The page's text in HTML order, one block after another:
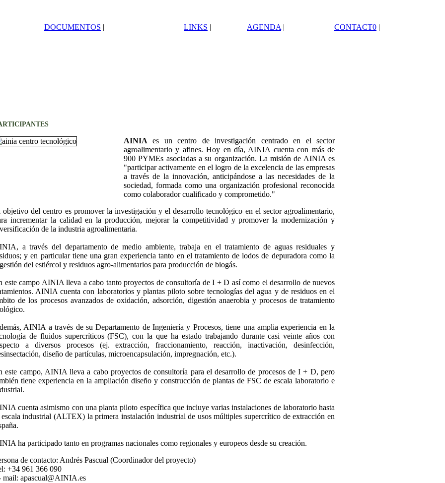
DOCUMENTOS | LINKS | AGENDA | CONTACT0 |
AINIA es un centro de investigación centrado en el sector
agroalimentario y afines. Hoy en día, AINIA cuenta con más de
900 PYMEs asociadas a su organización. La misión de AINIA es
"participar activamente en el logro de la excelencia de las empresas
a través de la innovación, anticipándose a las necesidades de la
sociedad, formada como una organización profesional reconocida
como colaborador cualificado y comprometido."
objetivo del centro es promover la investigación y el desarrollo tecnológico en el sector agroalimentario,
incrementar la calidad en la producción, mejorar la competitividad y promover la modernización y
de la industria agroalimentaria.
a través del departamento de medio ambiente, trabaja en el tratamiento de aguas residuales y
y en particular tiene una gran experiencia tanto en el tratamiento de lodos de depuradora como la
del estiércol y residuos agro-alimentarios para producción de biogás.
este campo AINIA lleva a cabo tanto proyectos de consultoría de I + D así como el desarrollo de nuevos
AINIA cuenta con laboratorios y plantas piloto sobre tecnologías del agua y de residuos en el
de los procesos avanzados de oxidación, adsorción, digestión anaerobia y procesos de tratamiento
AINIA a través de su Departamento de Ingeniería y Procesos, tiene una amplia experiencia en la
de fluidos supercríticos (FSC), con la que ha estado trabajando durante casi veinte años con
a diversos procesos (ej. extracción, fraccionamiento, reacción, inactivación, desinfección,
diseño de partículas, microencapsulación, impregnación, etc.).
este campo, AINIA lleva a cabo proyectos de consultoría para el desarrollo de procesos de I + D, pero
tiene experiencia en la ampliación diseño y construcción de plantas de FSC de escala laboratorio e
cuenta asimismo con una planta piloto específica que incluye varias instalaciones de laboratorio hasta
industrial (ALTEX) la primera instalación industrial de usos múltiples supercrítico de extracción en
ha participado tanto en programas nacionales como regionales y europeos desde su creación.
de contacto: Andrés Pascual (Coordinador del proyecto)
+34 961 366 090
mail: apascual@AINIA.es